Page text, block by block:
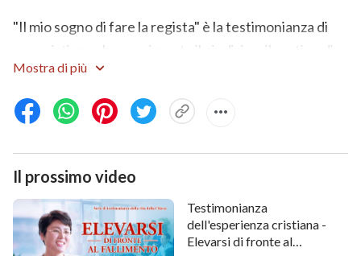
"Il mio sogno di fare la regista" è la testimonianza di
una cristiana che sperimenta il giudizio e il castigo di
Dio. Nello svolgimento dei propri doveri all'interno
della Chiesa, ella non desidera altro che diventare
regista e guadagnarsi l'ammirazione degli altri. Si dà
avversità e pagando un prezzo. Ma, dopo aver fallito e
sperimentato battute d'arresto per due volte e, solo
attraverso il giudizio e il castigo dellaparola di Dio
finalmente comprende che nell'eseguire i propri
Mostra di più
Il prossimo video
Testimonianza
dell'esperienza cristiana -
Elevarsi di fronte al